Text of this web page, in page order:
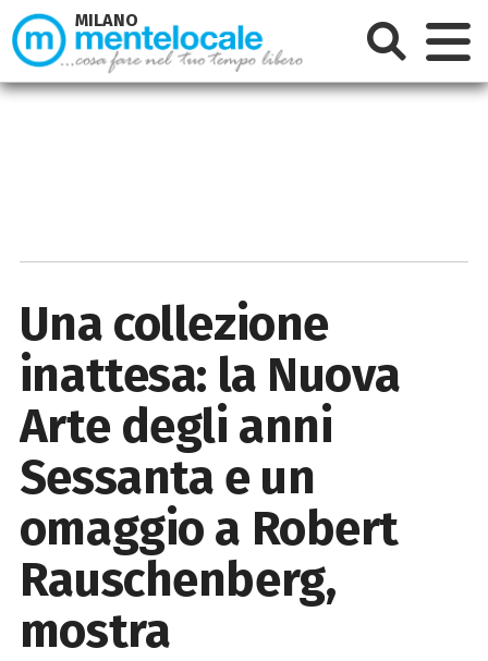
Una collezione
inattesa: la Nuova
Arte degli anni
Sessanta e un
omaggio a Robert
Rauschenberg,
mostra
MILANO